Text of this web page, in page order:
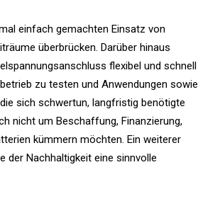
einfach gemachten Einsatz von
überbrücken. Darüber hinaus
flexibel und schnell
zu testen und Anwendungen sowie
sich schwertun, langfristig benötigte
nicht um Beschaffung, Finanzierung,
kümmern möchten. Ein weiterer
der Nachhaltigkeit eine sinnvolle